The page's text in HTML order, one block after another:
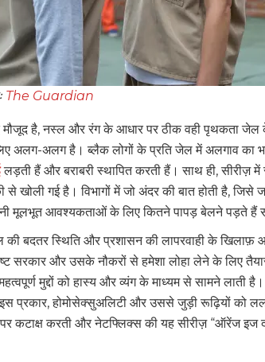
The Guardian
मौजूद है, नस्ल और रंग के आधार पर ठीक वही पृथकता जेल
अलग-अलग है। ब्लैक लोगों के प्रति जेल में अलगाव का
लड़ती हैं और बराबरी स्थापित करती हैं। साथ ही, सीरीज़ में
से खोली गई है। विभागों में जो अंदर की बात होती है,
मूलभूत आवश्यकताओं के लिए कितने पापड़ बेलने पड़ते हैं
की बदतर स्थिति और प्रशासन की लापरवाही के खिलाफ़
सरकार और उसके नौकरों से हमेशा लोहा लेने के लिए
मुद्दों को हास्य और व्यंग के माध्यम से सामने
इस प्रकार, होमोसेक्सुअलिटी और उससे जुड़ी रूढ़ियों को
पर कटाक्ष करती और नेटफ्लिक्स की यह सीरीज़ “ऑरेंज